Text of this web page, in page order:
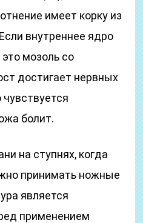
имеет корку из
внутреннее ядро
мозоль со
достигает нервных
болит.
на ступнях, когда
принимать ножные
является
применением